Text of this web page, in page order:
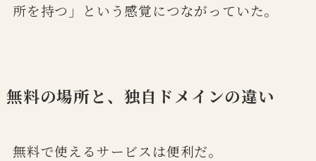
所を持つ」という感覚につながっていた。
無料の場所と、独自ドメインの違い
無料で使えるサービスは便利だ。